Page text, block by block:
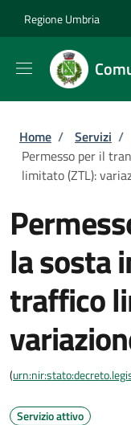
Regione Umbria
Briciole
Home / Servizi /
Permesso per il
limitato (ZTL):
la sosta
traffico
(
Servizio attivo